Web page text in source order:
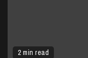
2 min read